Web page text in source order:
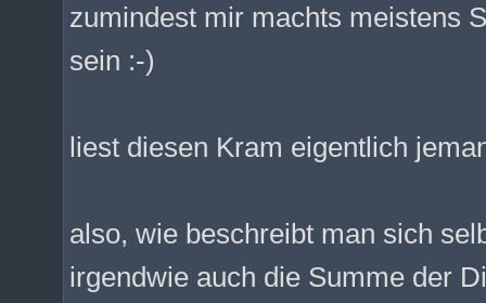
zumindest mir machts meistens
sein :-)
liest diesen Kram eigentlich
also, wie beschreibt man sich
irgendwie auch die Summe der